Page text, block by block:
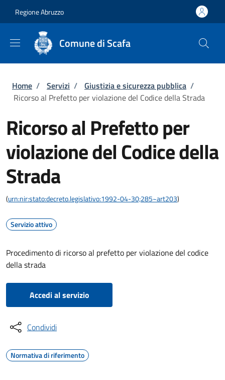
Regione Abruzzo
Comune di Scafa
Briciole di pane
Home / Servizi / Giustizia e sicurezza pubblica /
Ricorso al Prefetto per violazione del Codice della Strada
Ricorso al Prefetto per
violazione del Codice della
Strada
(urn:nir:stato:decreto.legislativo:1992-04-30;285~art203)
Servizio attivo
Procedimento di ricorso al prefetto per violazione del codice
della strada
Accedi al servizio
Condividi
Normativa di riferimento